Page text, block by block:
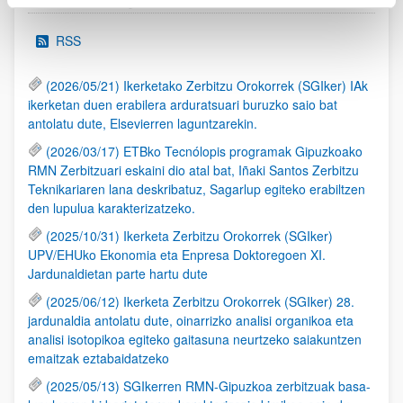
RSS
(2026/05/21) Ikerketako Zerbitzu Orokorrek (SGIker) IAk
ikerketan duen erabilera arduratsuari buruzko saio bat
antolatu dute, Elsevierren laguntzarekin.
(2026/03/17) ETBko Tecnólopis programak Gipuzkoako
RMN Zerbitzuari eskaini dio atal bat, Iñaki Santos Zerbitzu
Teknikariaren lana deskribatuz, Sagarlup egiteko erabiltzen
den lupulua karakterizatzeko.
(2025/10/31) Ikerketa Zerbitzu Orokorrek (SGIker)
UPV/EHUko Ekonomia eta Enpresa Doktoregoen XI.
Jardunaldietan parte hartu dute
(2025/06/12) Ikerketa Zerbitzu Orokorrek (SGIker) 28.
jardunaldia antolatu dute, oinarrizko analisi organikoa eta
analisi isotopikoa egiteko gaitasuna neurtzeko saiakuntzen
emaitzak eztabaidatzeko
(2025/05/13) SGIkerren RMN-Gipuzkoa zerbitzuak basa-